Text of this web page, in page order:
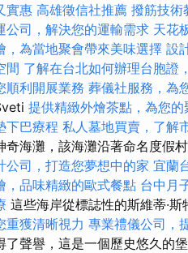
實惠 高雄徵信社推薦 撥筋技術
公司，解決您的運輸需求 天花
，為當地聚會帶來美味選擇 設
間 了解在台北如何辦理台胞證
順利開展業務 葬儀社服務，為
提供精緻外燴茶點，為您
下巴療程 私人墓地買賣，了解
奇海灘，該海灘沿著命名度假
公司，打造您夢想中的家 宜蘭
，品味精緻的歐式餐點 台中月
這些海岸從標誌性的斯維蒂·
重獲清晰視力 專業禮儀公司，
了聲譽，這是一個歷史悠久的